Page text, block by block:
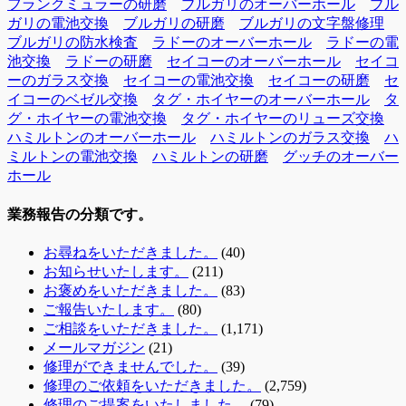
フランクミュラーの研磨 ブルガリのオーバーホール
ブル
ガリの電池交換
ブルガリの研磨
ブルガリの文字盤修理
ブルガリの防水検査
ラドーのオーバーホール
ラドーの電
池交換
ラドーの研磨 セイコーのオーバーホール
セイコ
ーのガラス交換
セイコーの電池交換 セイコーの研磨
セ
イコーのベゼル交換
タグ・ホイヤーのオーバーホール
タ
グ・ホイヤーの電池交換
タグ・ホイヤーのリューズ交換
ハミルトンのオーバーホール
ハミルトンのガラス交換
ハ
ミルトンの電池交換
ハミルトンの研磨
グッチのオーバー
ホール
業務報告の分類です。
お尋ねをいただきました。
(40)
お知らせいたします。
(211)
お褒めをいただきました。
(83)
ご報告いたします。
(80)
ご相談をいただきました。
(1,171)
メールマガジン (21)
修理ができませんでした。
(39)
修理のご依頼をいただきました。
(2,759)